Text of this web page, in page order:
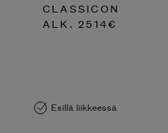
CLASSICON
ALK. 2514€
Esillä liikkeessä